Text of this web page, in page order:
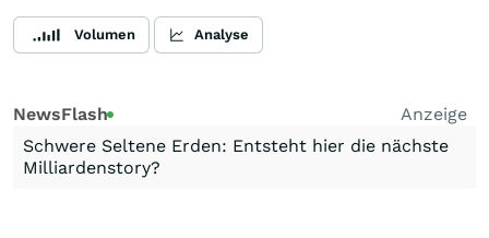
Volumen Analyse
NewsFlash
Anzeige
Schwere Seltene Erden: Entsteht hier die nächste
Milliardenstory?